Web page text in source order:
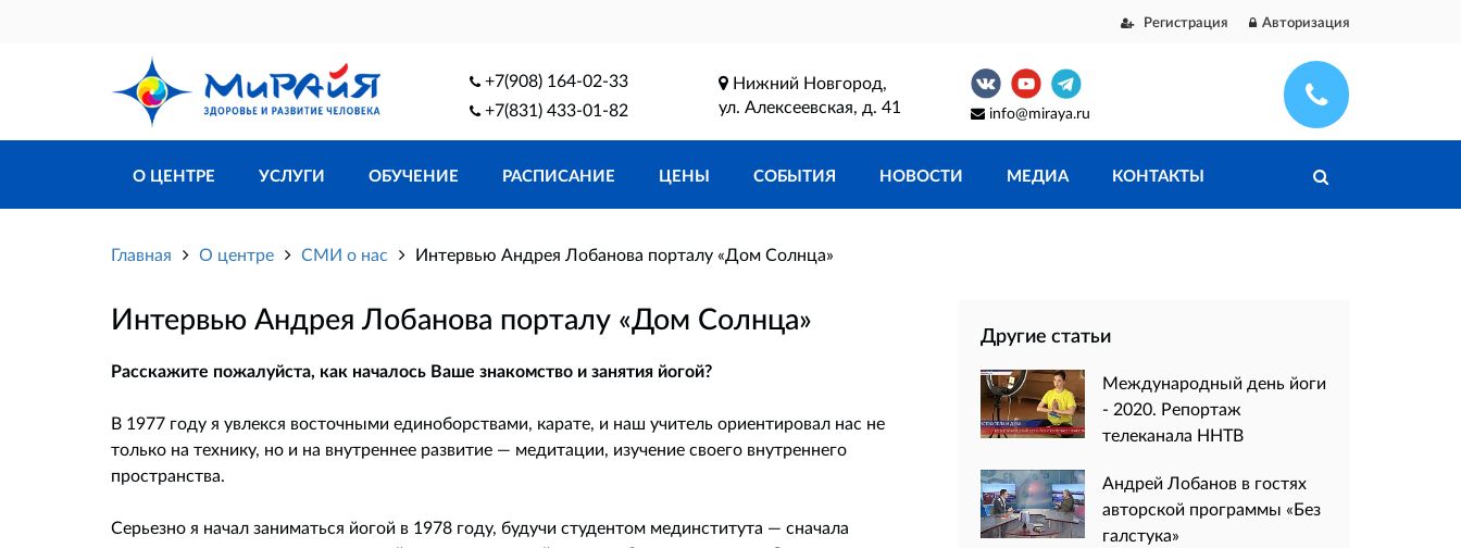
Регистрация Авторизация
+7(908) 164-02-33
+7(831) 433-01-82
Нижний Новгород,
ул. Алексеевская, д. 41
info@miraya.ru
О ЦЕНТРЕ УСЛУГИ ОБУЧЕНИЕ РАСПИСАНИЕ ЦЕНЫ СОБЫТИЯ НОВОСТИ МЕДИА КОНТАКТЫ
Главная О центре СМИ о нас Интервью Андрея Лобанова порталу «Дом Солнца»
Интервью Андрея Лобанова порталу «Дом Солнца»
Расскажите пожалуйста, как началось Ваше знакомство и занятия йогой?
В 1977 году я увлекся восточными единоборствами, карате, и наш учитель ориентировал нас не
только на технику, но и на внутреннее развитие — медитации, изучение своего внутреннего
пространства.
Серьезно я начал заниматься йогой в 1978 году, будучи студентом мединститута — сначала
Другие статьи
Международный день йоги
- 2020. Репортаж
телеканала ННТВ
Андрей Лобанов в гостях
авторской программы «Без
галстука»